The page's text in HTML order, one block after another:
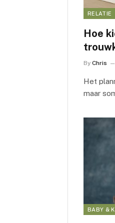
RELATIE
Hoe
By Chris
Het
maar
BABY &